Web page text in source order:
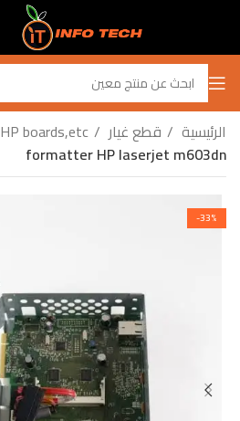
الرئيسية قطع غيار
HP boards,etc
formatter HP laserjet m603dn
-33%